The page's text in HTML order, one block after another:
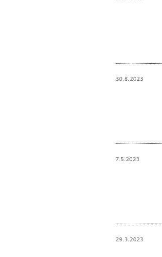
30.8.2023
7.5.2023
29.3.2023